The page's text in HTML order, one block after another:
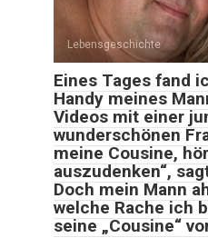
Lebensgeschichte
Eines Tages fand
Handy meines
Videos mit einer
wunderschönen
meine Cousine,
auszudenken“,
Doch mein Mann
welche Rache ich
seine „Cousine“